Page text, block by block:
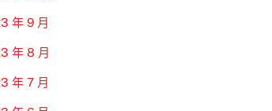
年 9 月
年 8 月
年 7 月